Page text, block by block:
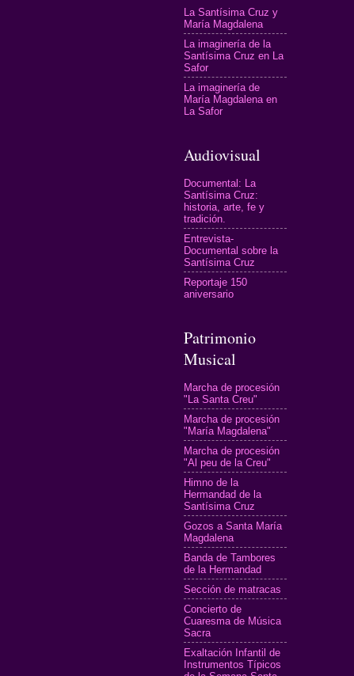
La Santísima Cruz y
María Magdalena
La imaginería de la
Santísima Cruz en La
Safor
La imaginería de
María Magdalena en
La Safor
Audiovisual
Documental: La
Santísima Cruz:
historia, arte, fe y
tradición.
Entrevista-
Documental sobre la
Santísima Cruz
Reportaje 150
aniversario
Patrimonio
Musical
Marcha de procesión
"La Santa Creu"
Marcha de procesión
"María Magdalena"
Marcha de procesión
"Al peu de la Creu"
Himno de la
Hermandad de la
Santísima Cruz
Gozos a Santa María
Magdalena
Banda de Tambores
de la Hermandad
Sección de matracas
Concierto de
Cuaresma de Música
Sacra
Exaltación Infantil de
Instrumentos Típicos